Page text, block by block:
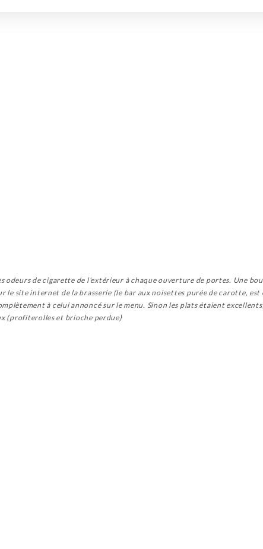
odeurs de cigarette de l'extérieur à chaque ouverture de portes. Une
le site internet de la brasserie (le bar aux noisettes purée de carotte, est
à celui annoncé sur le menu. Sinon les plats étaient
(profiterolles et brioche perdue)